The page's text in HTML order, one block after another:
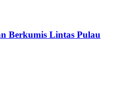
Berkumis Lintas Pulau